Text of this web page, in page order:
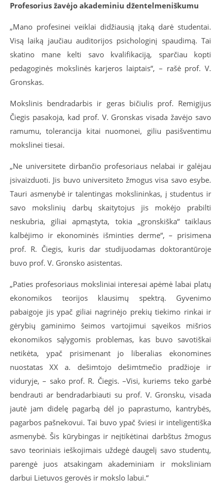
Profesorius žavėjo akademiniu džentelmeniškumu
„Mano profesinei veiklai didžiausią įtaką darė studentai.
Visą laiką jaučiau auditorijos psichologinį spaudimą. Tai
skatino mane kelti savo kvalifikaciją, sparčiau kopti
pedagoginės mokslinės karjeros laiptais“, – rašė prof. V.
Gronskas.
Mokslinis bendradarbis ir geras bičiulis prof. Remigijus
Čiegis pasakoja, kad prof. V. Gronskas visada žavėjo savo
ramumu, tolerancija kitai nuomonei, giliu pasišventimu
mokslinei tiesai.
„Ne universitete dirbančio profesoriaus nelabai ir galėjau
įsivaizduoti. Jis buvo universiteto žmogus visa savo esybe.
Tauri asmenybė ir talentingas mokslininkas, į studentus ir
savo mokslinių darbų skaitytojus jis mokėjo prabilti
neskubria, giliai apmąstyta, tokia „gronskiška“ taiklaus
kalbėjimo ir ekonominės išminties derme“, – prisimena
prof. R. Čiegis, kuris dar studijuodamas doktorantūroje
buvo prof. V. Gronsko asistentas.
„Paties profesoriaus moksliniai interesai apėmė labai platų
ekonomikos teorijos klausimų spektrą. Gyvenimo
pabaigoje jis ypač giliai nagrinėjo prekių tiekimo rinkai ir
gėrybių gaminimo šeimos vartojimui sąveikos mišrios
ekonomikos sąlygomis problemas, kas buvo savotiškai
netikėta, ypač prisimenant jo liberalias ekonomines
nuostatas XX a. dešimtojo dešimtmečio pradžioje ir
viduryje, – sako prof. R. Čiegis. –Visi, kuriems teko garbė
bendrauti ar bendradarbiauti su prof. V. Gronsku, visada
jautė jam didelę pagarbą dėl jo paprastumo, kantrybės,
pagarbos pašnekovui. Tai buvo ypač šviesi ir inteligentiška
asmenybė. Šis kūrybingas ir neįtikėtinai darbštus žmogus
savo teoriniais ieškojimais uždegė daugelį savo studentų,
parengė juos atsakingam akademiniam ir moksliniam
darbui Lietuvos gerovės ir mokslo labui.“